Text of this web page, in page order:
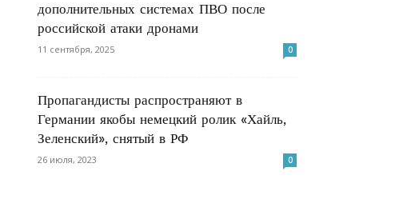
дополнительных системах ПВО после
российской атаки дронами
11 сентября, 2025 0
Пропагандисты распространяют в
Германии якобы немецкий ролик «Хайль,
Зеленский», снятый в РФ
26 июля, 2023 0